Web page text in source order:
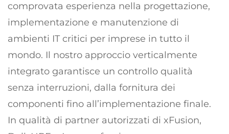
comprovata esperienza nella progettazione,
implementazione e manutenzione di
ambienti IT critici per imprese in tutto il
mondo. Il nostro approccio verticalmente
integrato garantisce un controllo qualità
senza interruzioni, dalla fornitura dei
componenti fino all’implementazione finale.
In qualità di partner autorizzati di xFusion,